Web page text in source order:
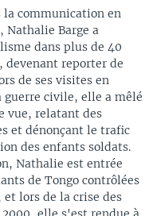
la communication en
Nathalie Barge a
dans plus de 40
devenant reporter de
de ses visites en
guerre civile, elle a mêlé
vue, relatant des
et dénonçant le trafic
des enfants soldats.
Nathalie est entrée
de Tongo contrôlées
et lors de la crise des